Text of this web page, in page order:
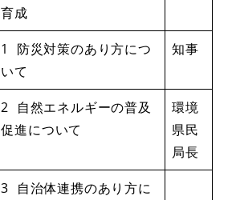
育成
1 防災対策のあり方につ
いて
知事
2 自然エネルギーの普及
促進について
環境
県民
局長
3 自治体連携のあり方に